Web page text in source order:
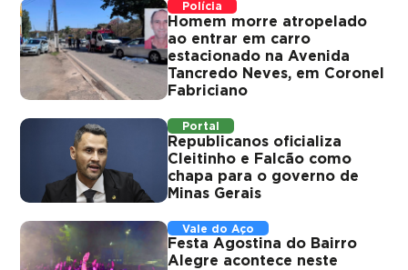
Polícia
Homem morre atropelado
ao entrar em carro
estacionado na Avenida
Tancredo Neves, em Coronel
Fabriciano
Portal
Republicanos oficializa
Cleitinho e Falcão como
chapa para o governo de
Minas Gerais
Vale do Aço
Festa Agostina do Bairro
Alegre acontece neste